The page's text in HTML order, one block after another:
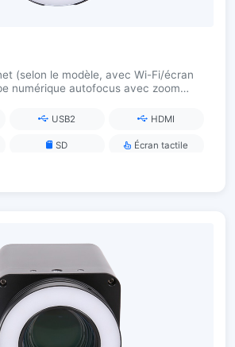
(selon le modèle, avec Wi-Fi/écran
numérique autofocus avec zoom
USB2 HDMI
SD Écran tactile